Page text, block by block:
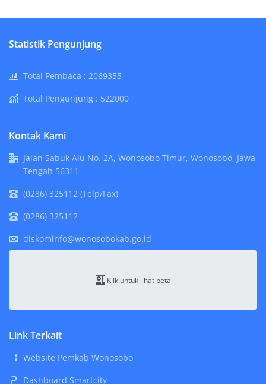
Statistik Pengunjung
Total Pembaca : 2069355
Total Pengunjung : 522000
Kontak Kami
Jalan Sabuk Alu No. 2A, Wonosobo Timur, Wonosobo, Jawa
Tengah 56311
(0286) 325112 (Telp/Fax)
(0286) 325112
diskominfo@wonosobokab.go.id
Klik untuk lihat peta
Link Terkait
Website Pemkab Wonosobo
Dashboard Smartcity